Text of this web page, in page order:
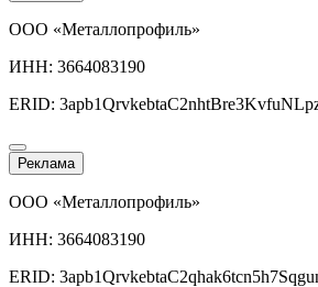
ООО «Металлопрофиль»
ИНН: 3664083190
ERID:
Реклама
ООО «Металлопрофиль»
ИНН: 3664083190
ERID: